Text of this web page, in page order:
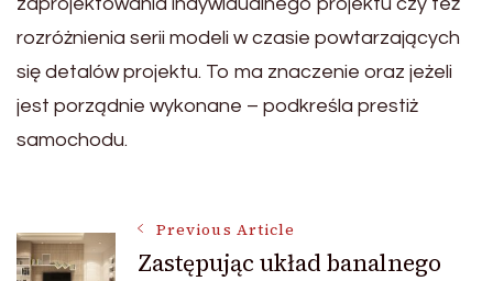
rozróżnienia serii modeli w czasie powtarzających
się detalów projektu. To ma znaczenie oraz jeżeli
jest porządnie wykonane – podkreśla prestiż
samochodu.
Post
Previous Article
Zastępując układ banalnego